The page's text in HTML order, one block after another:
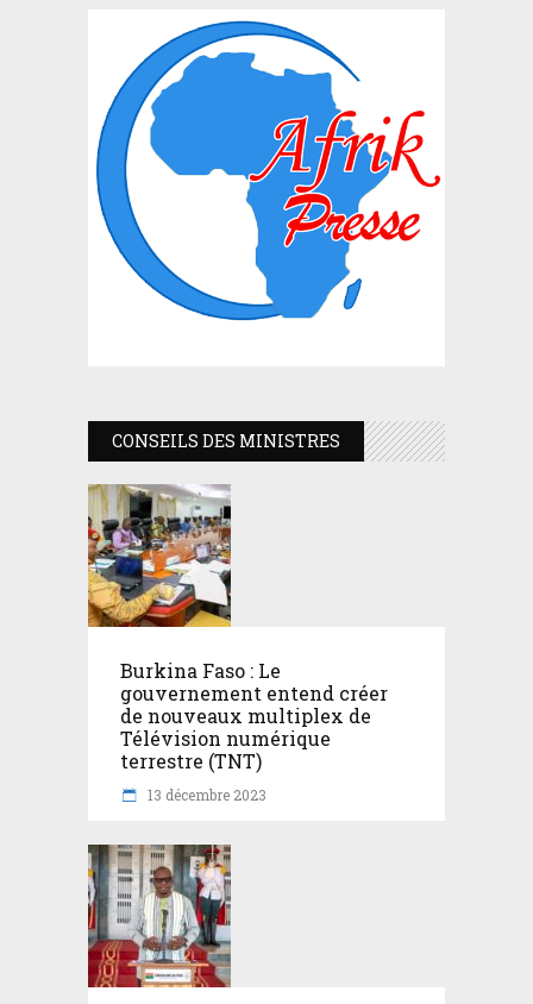
CONSEILS DES MINISTRES
Burkina Faso : Le
gouvernement entend créer
de nouveaux multiplex de
Télévision numérique
terrestre (TNT)
13 décembre 2023